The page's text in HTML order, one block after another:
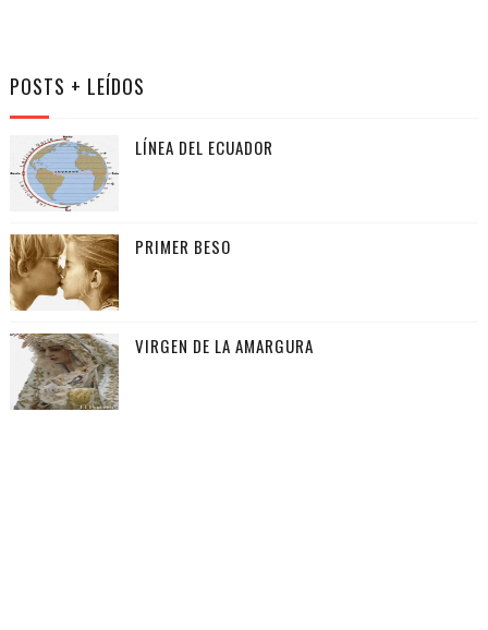
POSTS + LEÍDOS
LÍNEA DEL ECUADOR
PRIMER BESO
VIRGEN DE LA AMARGURA